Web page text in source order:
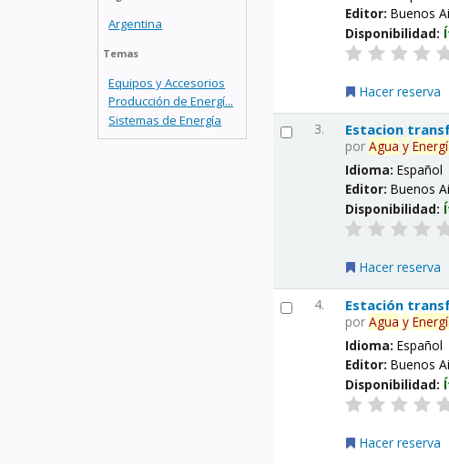
Argentina
Temas
Equipos y Accesorios
Producción de Energí...
Sistemas de Energía
Editor:Buenos
Disponibilidad:
Hacer reserva
3. Estacion
porAgua y
Idioma:Español
Editor:Buenos
Disponibilidad:
Hacer reserva
4. Estación
porAgua y
Idioma:Español
Editor:Buenos
Disponibilidad:
Hacer reserva